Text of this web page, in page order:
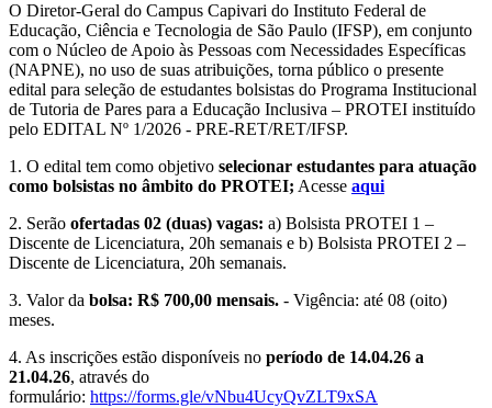
O Diretor-Geral do Campus Capivari do Instituto Federal de
Educação, Ciência e Tecnologia de São Paulo (IFSP), em conjunto
com o Núcleo de Apoio às Pessoas com Necessidades Específicas
(NAPNE), no uso de suas atribuições, torna público o presente
edital para seleção de estudantes bolsistas do Programa Institucional
de Tutoria de Pares para a Educação Inclusiva – PROTEI instituído
pelo EDITAL Nº 1/2026 - PRE-RET/RET/IFSP.
1. O edital tem como objetivo selecionar estudantes para atuação
como bolsistas no âmbito do PROTEI; Acesse aqui
2. Serão ofertadas 02 (duas) vagas: a) Bolsista PROTEI 1 –
Discente de Licenciatura, 20h semanais e b) Bolsista PROTEI 2 –
Discente de Licenciatura, 20h semanais.
3. Valor da bolsa: R$ 700,00 mensais. - Vigência: até 08 (oito)
meses.
4. As inscrições estão disponíveis no período de 14.04.26 a
21.04.26, através do
formulário: https://forms.gle/vNbu4UcyQvZLT9xSA